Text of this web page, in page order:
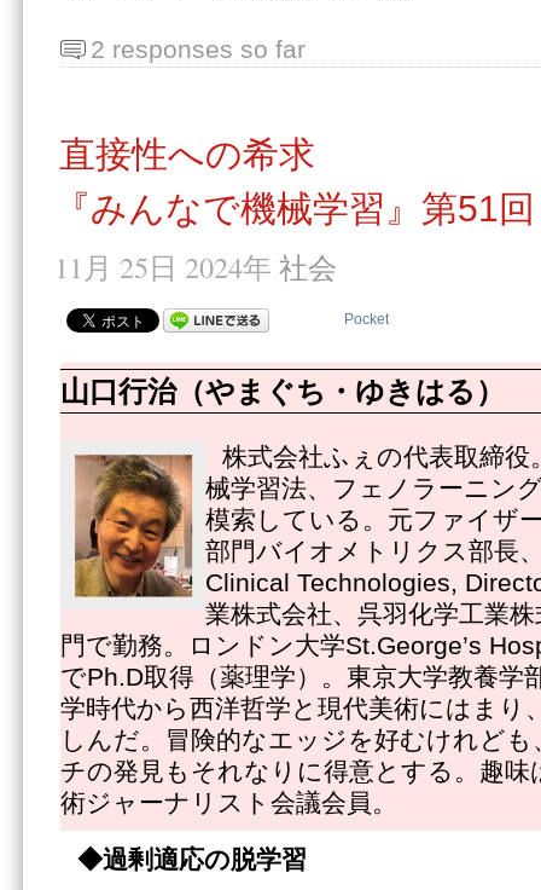
2 responses so far
直接性への希求
『みんなで機械学習』第51回
11月 25日 2024年 社会
Pocket
山口行治（やまぐち・ゆきはる）
株式会社ふぇの代表取締
械学習法、フェノラーニン
模索している。元ファイザ
部門バイオメトリクス部長
Clinical Technologies,
業株式会社、呉羽化学工業
門で勤務。ロンドン大学St.George’s
でPh.D取得（薬理学）。東京大学教養学
学時代から西洋哲学と現代美術にはまり
しんだ。冒険的なエッジを好むけれど
チの発見もそれなりに得意とする。趣味
術ジャーナリスト会議会員。
◆過剰適応の脱学習